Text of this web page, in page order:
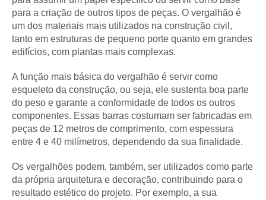
para a criação de outros tipos de peças. O vergalhão é
um dos materiais mais utilizados na construção civil,
tanto em estruturas de pequeno porte quanto em grandes
edifícios, com plantas mais complexas.
A função mais básica do vergalhão é servir como
esqueleto da construção, ou seja, ele sustenta boa parte
do peso e garante a conformidade de todos os outros
componentes. Essas barras costumam ser fabricadas em
peças de 12 metros de comprimento, com espessura
entre 4 e 40 milímetros, dependendo da sua finalidade.
Os vergalhões podem, também, ser utilizados como parte
da própria arquitetura e decoração, contribuindo para o
resultado estético do projeto. Por exemplo, a sua